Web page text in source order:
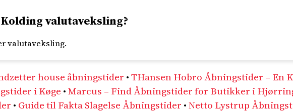
valutaveksling?
valutaveksling.
house åbningstider •THansen Hobro Åbningstider – En
i Køge •Marcus – Find Åbningstider for Butikker i
• Guide til Fakta Slagelse Åbningstider •Netto Lystrup